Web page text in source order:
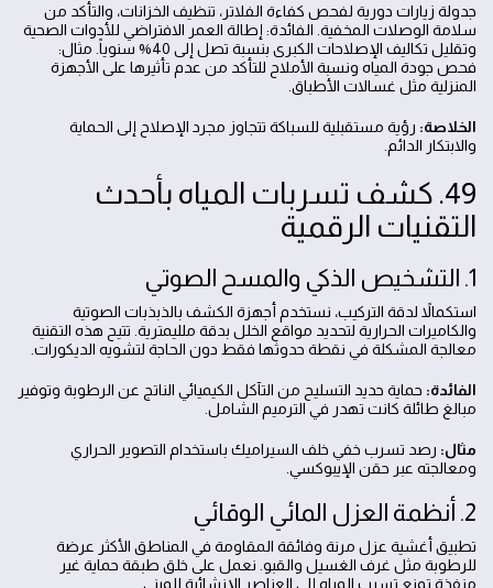
جدولة زيارات دورية لفحص كفاءة الفلاتر، تنظيف الخزانات، والتأكد من
سلامة الوصلات المخفية. الفائدة: إطالة العمر الافتراضي للأدوات الصحية
وتقليل تكاليف الإصلاحات الكبرى بنسبة تصل إلى 40% سنوياً. مثال:
فحص جودة المياه ونسبة الأملاح للتأكد من عدم تأثيرها على الأجهزة
المنزلية مثل غسالات الأطباق.
الخلاصة: رؤية مستقبلية للسباكة تتجاوز مجرد الإصلاح إلى الحماية
والابتكار الدائم.
49. كشف تسربات المياه بأحدث
التقنيات الرقمية
1. التشخيص الذكي والمسح الصوتي
استكمالاً لدقة التركيب، نستخدم أجهزة الكشف بالذبذبات الصوتية
والكاميرات الحرارية لتحديد مواقع الخلل بدقة ملليمترية. تتيح هذه التقنية
معالجة المشكلة في نقطة حدوثها فقط دون الحاجة لتشويه الديكورات.
الفائدة: حماية حديد التسليح من التآكل الكيميائي الناتج عن الرطوبة وتوفير
مبالغ طائلة كانت تهدر في الترميم الشامل.
مثال: رصد تسرب خفي خلف السيراميك باستخدام التصوير الحراري
ومعالجته عبر حقن الإيبوكسي.
2. أنظمة العزل المائي الوقائي
تطبيق أغشية عزل مرنة وفائقة المقاومة في المناطق الأكثر عرضة
للرطوبة مثل غرف الغسيل والقبو. نعمل على خلق طبقة حماية غير
منفذة تمنع تسرب المياه إلى العناصر الإنشائية للمبنى.